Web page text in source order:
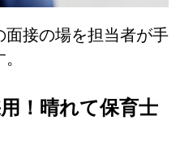
面接の場を担当者が手
！晴れて保育士